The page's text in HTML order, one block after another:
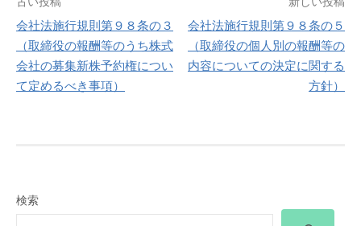
投
稿
ナ
シ
会社法施行規則第９８条の３
（取締役の報酬等のうち株式
会社の募集新株予約権につい
て定めるべき事項）
会社法施行規則第９８条の５
（取締役の個人別の報酬等の
内容についての決定に関する
方針）
検索